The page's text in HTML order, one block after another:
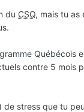
au Québec, est-
du CSQ, mais tu as
Québécois
contre 5 mois
de stress que tu